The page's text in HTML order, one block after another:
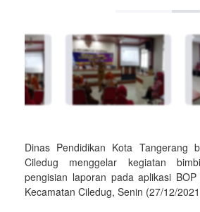
Dinas Pendidikan Kota Tangerang
Ciledug menggelar kegiatan
pengisian laporan pada aplikasi
Kecamatan Ciledug, Senin (27/12/